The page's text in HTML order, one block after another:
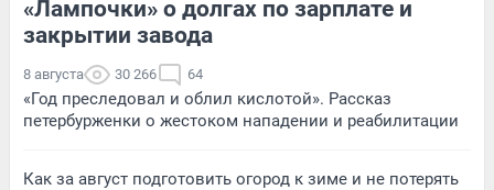
«Лампочки» о долгах по зарплате и
закрытии завода
8 августа 30 266 64
«Год преследовал и облил кислотой». Рассказ
петербурженки о жестоком нападении и реабилитации
Как за август подготовить огород к зиме и не потерять